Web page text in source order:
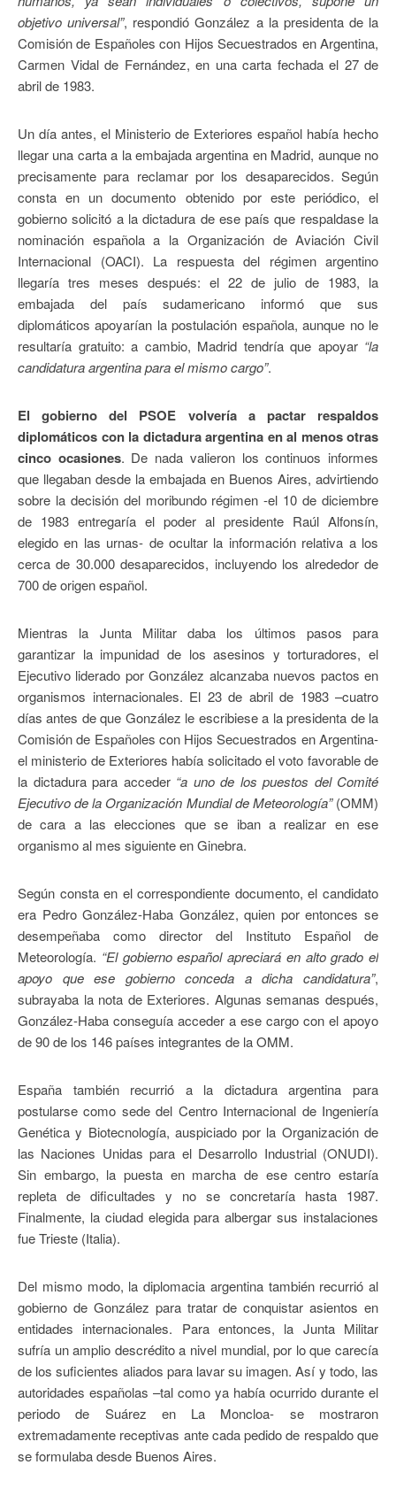
objetivo universal”, respondió González a la presidenta de la
Comisión de Españoles con Hijos Secuestrados en Argentina,
Carmen Vidal de Fernández, en una carta fechada el 27 de
abril de 1983.
Un día antes, el Ministerio de Exteriores español había hecho
llegar una carta a la embajada argentina en Madrid, aunque no
precisamente para reclamar por los desaparecidos. Según
consta en un documento obtenido por este periódico, el
gobierno solicitó a la dictadura de ese país que respaldase la
nominación española a la Organización de Aviación Civil
Internacional (OACI). La respuesta del régimen argentino
llegaría tres meses después: el 22 de julio de 1983, la
embajada del país sudamericano informó que sus
diplomáticos apoyarían la postulación española, aunque no le
resultaría gratuito: a cambio, Madrid tendría que apoyar “la
candidatura argentina para el mismo cargo”.
El gobierno del PSOE volvería a pactar respaldos
diplomáticos con la dictadura argentina en al menos otras
cinco ocasiones. De nada valieron los continuos informes
que llegaban desde la embajada en Buenos Aires, advirtiendo
sobre la decisión del moribundo régimen -el 10 de diciembre
de 1983 entregaría el poder al presidente Raúl Alfonsín,
elegido en las urnas- de ocultar la información relativa a los
cerca de 30.000 desaparecidos, incluyendo los alrededor de
700 de origen español.
Mientras la Junta Militar daba los últimos pasos para
garantizar la impunidad de los asesinos y torturadores, el
Ejecutivo liderado por González alcanzaba nuevos pactos en
organismos internacionales. El 23 de abril de 1983 –cuatro
días antes de que González le escribiese a la presidenta de la
Comisión de Españoles con Hijos Secuestrados en Argentina-
el ministerio de Exteriores había solicitado el voto favorable de
la dictadura para acceder “a uno de los puestos del Comité
Ejecutivo de la Organización Mundial de Meteorología”(OMM)
de cara a las elecciones que se iban a realizar en ese
organismo al mes siguiente en Ginebra.
Según consta en el correspondiente documento, el candidato
era Pedro González-Haba González, quien por entonces se
desempeñaba como director del Instituto Español de
Meteorología. “El gobierno español apreciará en alto grado el
apoyo que ese gobierno conceda a dicha candidatura”,
subrayaba la nota de Exteriores. Algunas semanas después,
González-Haba conseguía acceder a ese cargo con el apoyo
de 90 de los 146 países integrantes de la OMM.
España también recurrió a la dictadura argentina para
postularse como sede del Centro Internacional de Ingeniería
Genética y Biotecnología, auspiciado por la Organización de
las Naciones Unidas para el Desarrollo Industrial (ONUDI).
Sin embargo, la puesta en marcha de ese centro estaría
repleta de dificultades y no se concretaría hasta 1987.
Finalmente, la ciudad elegida para albergar sus instalaciones
fue Trieste (Italia).
Del mismo modo, la diplomacia argentina también recurrió al
gobierno de González para tratar de conquistar asientos en
entidades internacionales. Para entonces, la Junta Militar
sufría un amplio descrédito a nivel mundial, por lo que carecía
de los suficientes aliados para lavar su imagen. Así y todo, las
autoridades españolas –tal como ya había ocurrido durante el
periodo de Suárez en La Moncloa- se mostraron
extremadamente receptivas ante cada pedido de respaldo que
se formulaba desde Buenos Aires.